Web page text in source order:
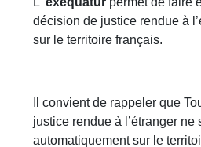
décision de justice rendue à
sur le territoire français.
Il convient de rappeler que
justice rendue à l’étranger ne
automatiquement sur le